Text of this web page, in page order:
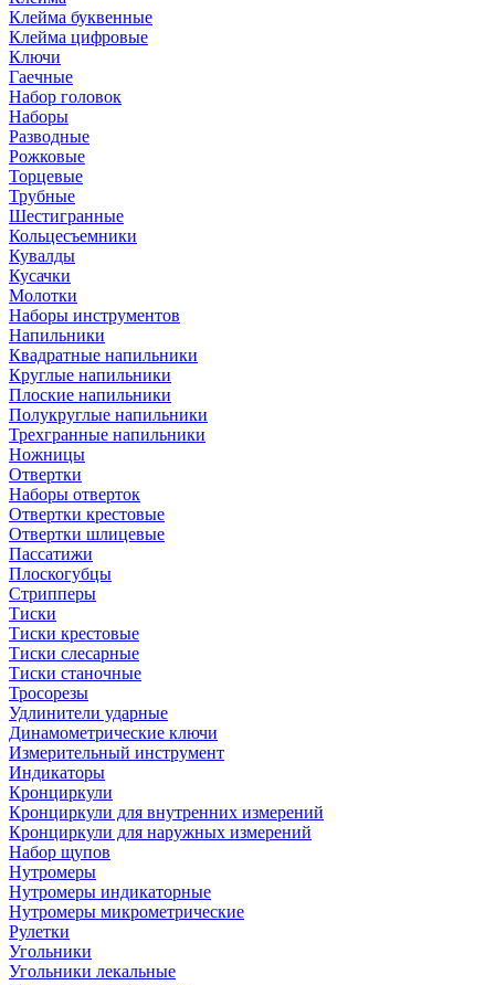
Клейма буквенные
Клейма цифровые
Ключи
Гаечные
Набор головок
Наборы
Разводные
Рожковые
Торцевые
Трубные
Шестигранные
Кольцесъемники
Кувалды
Кусачки
Молотки
Наборы инструментов
Напильники
Квадратные напильники
Круглые напильники
Плоские напильники
Полукруглые напильники
Трехгранные напильники
Ножницы
Отвертки
Наборы отверток
Отвертки крестовые
Отвертки шлицевые
Пассатижи
Плоскогубцы
Стрипперы
Тиски
Тиски крестовые
Тиски слесарные
Тиски станочные
Тросорезы
Удлинители ударные
Динамометрические ключи
Измерительный инструмент
Индикаторы
Кронциркули
Кронциркули для внутренних измерений
Кронциркули для наружных измерений
Набор щупов
Нутромеры
Нутромеры индикаторные
Нутромеры микрометрические
Рулетки
Угольники
Угольники лекальные